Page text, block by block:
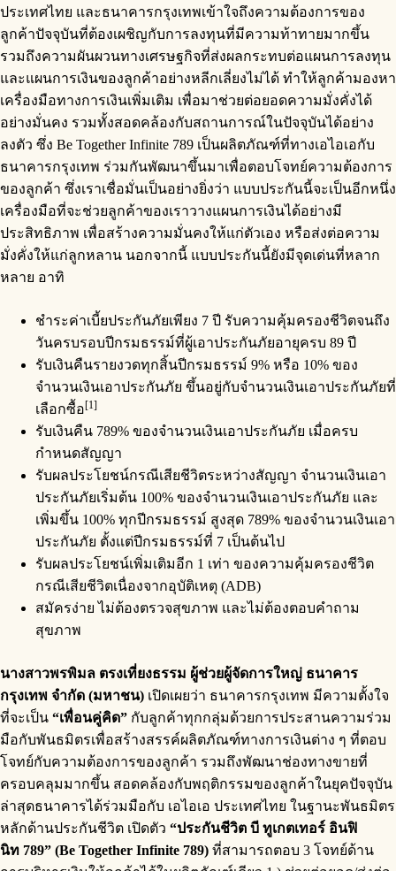
ประเทศไทย และธนาคารกรุงเทพเข้าใจถึงความต้องการของ
ลูกค้าปัจจุบันที่ต้องเผชิญกับการลงทุนที่มีความท้าทายมากขึ้น
รวมถึงความผันผวนทางเศรษฐกิจที่ส่งผลกระทบต่อแผนการลงทุน
และแผนการเงินของลูกค้าอย่างหลีกเลี่ยงไม่ได้ ทำให้ลูกค้ามองหา
เครื่องมือทางการเงินเพิ่มเติม เพื่อมาช่วยต่อยอดความมั่งคั่งได้
อย่างมั่นคง รวมทั้งสอดคล้องกับสถานการณ์ในปัจจุบันได้อย่าง
ลงตัว ซึ่ง Be Together Infinite 789 เป็นผลิตภัณฑ์ที่ทางเอไอเอกับ
ธนาคารกรุงเทพ ร่วมกันพัฒนาขึ้นมาเพื่อตอบโจทย์ความต้องการ
ของลูกค้า ซึ่งเราเชื่อมั่นเป็นอย่างยิ่งว่า แบบประกันนี้จะเป็นอีกหนึ่ง
เครื่องมือที่จะช่วยลูกค้าของเราวางแผนการเงินได้อย่างมี
ประสิทธิภาพ เพื่อสร้างความมั่นคงให้แก่ตัวเอง หรือส่งต่อความ
มั่งคั่งให้แก่ลูกหลาน นอกจากนี้ แบบประกันนี้ยังมีจุดเด่นที่หลาก
หลาย อาทิ
ชำระค่าเบี้ยประกันภัยเพียง 7 ปี รับความคุ้มครองชีวิตจนถึง
วันครบรอบปีกรมธรรม์ที่ผู้เอาประกันภัยอายุครบ 89 ปี
รับเงินคืนรายงวดทุกสิ้นปีกรมธรรม์ 9% หรือ 10% ของ
จำนวนเงินเอาประกันภัย ขึ้นอยู่กับจำนวนเงินเอาประกันภัยที่
เลือกซื้อ[1]
รับเงินคืน 789% ของจำนวนเงินเอาประกันภัย เมื่อครบ
กำหนดสัญญา
รับผลประโยชน์กรณีเสียชีวิตระหว่างสัญญา จำนวนเงินเอา
ประกันภัยเริ่มต้น 100% ของจำนวนเงินเอาประกันภัย และ
เพิ่มขึ้น 100% ทุกปีกรมธรรม์ สูงสุด 789% ของจำนวนเงินเอา
ประกันภัย ตั้งแต่ปีกรมธรรม์ที่ 7 เป็นต้นไป
รับผลประโยชน์เพิ่มเติมอีก 1 เท่า ของความคุ้มครองชีวิต
กรณีเสียชีวิตเนื่องจากอุบัติเหตุ (ADB)
สมัครง่าย ไม่ต้องตรวจสุขภาพ และไม่ต้องตอบคำถาม
สุขภาพ
นางสาวพรพิมล ตรงเที่ยงธรรม ผู้ช่วยผู้จัดการใหญ่ ธนาคาร
กรุงเทพ จำกัด (มหาชน) เปิดเผยว่า ธนาคารกรุงเทพ มีความตั้งใจ
ที่จะเป็น “เพื่อนคู่คิด” กับลูกค้าทุกกลุ่มด้วยการประสานความร่วม
มือกับพันธมิตรเพื่อสร้างสรรค์ผลิตภัณฑ์ทางการเงินต่าง ๆ ที่ตอบ
โจทย์กับความต้องการของลูกค้า รวมถึงพัฒนาช่องทางขายที่
ครอบคลุมมากขึ้น สอดคล้องกับพฤติกรรมของลูกค้าในยุคปัจจุบัน
ล่าสุดธนาคารได้ร่วมมือกับ เอไอเอ ประเทศไทย ในฐานะพันธมิตร
หลักด้านประกันชีวิต เปิดตัว “ประกันชีวิต บี ทูเกตเทอร์ อินฟิ
นิท 789” (Be Together Infinite 789) ที่สามารถตอบ 3 โจทย์ด้าน